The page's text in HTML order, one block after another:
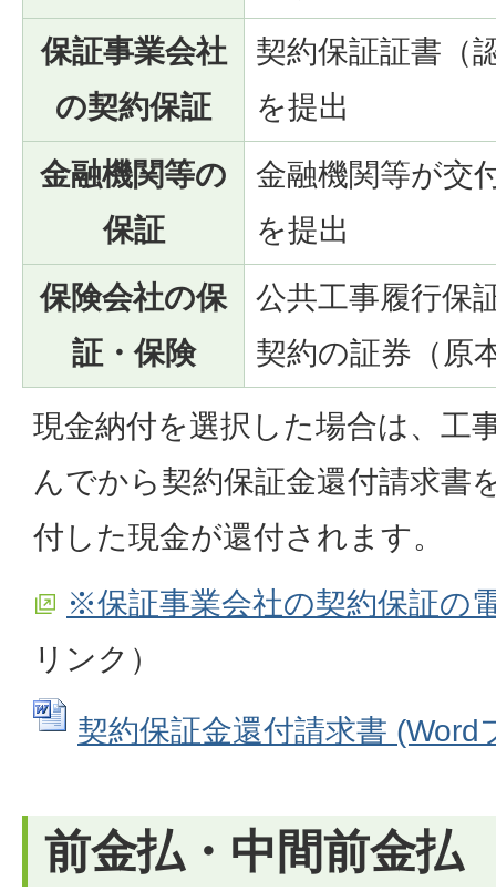
保証事業会社
の契約保証
契約保証証書（
を提出
金融機関等の
保証
金融機関等が交
を提出
保険会社の保
証・保険
公共工事履行保
契約の証券（原
現金納付を選択した場合は、工
んでから契約保証金還付請求書
付した現金が還付されます。
※保証事業会社の契約保証の
リンク）
契約保証金還付請求書
前金払・中間前金払